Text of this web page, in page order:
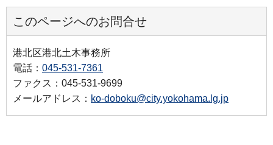
このページへのお問合せ
港北区港北土木事務所
電話： 045-531-7361
ファクス：045-531-9699
メールアドレス： ko-doboku@city.yokohama.lg.jp